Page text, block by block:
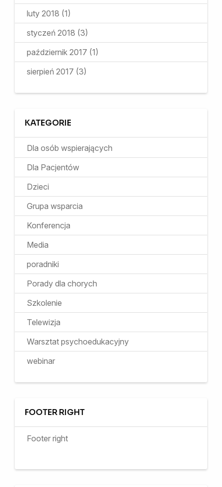
luty 2018 (1)
styczeń 2018 (3)
październik 2017 (1)
sierpień 2017 (3)
KATEGORIE
Dla osób wspierających
Dla Pacjentów
Dzieci
Grupa wsparcia
Konferencja
Media
poradniki
Porady dla chorych
Szkolenie
Telewizja
Warsztat psychoedukacyjny
webinar
FOOTER RIGHT
Footer right